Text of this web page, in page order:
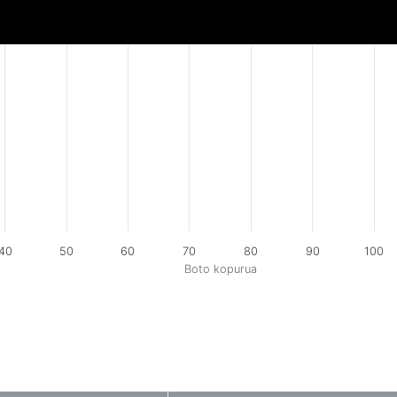
Boto kopurua
50 60 70 80 90 100